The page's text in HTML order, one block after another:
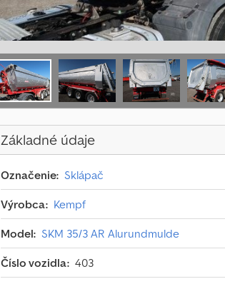
Základné údaje
Označenie: Sklápač
Výrobca: Kempf
Model: SKM 35/3 AR Alurundmulde
Číslo vozidla: 403